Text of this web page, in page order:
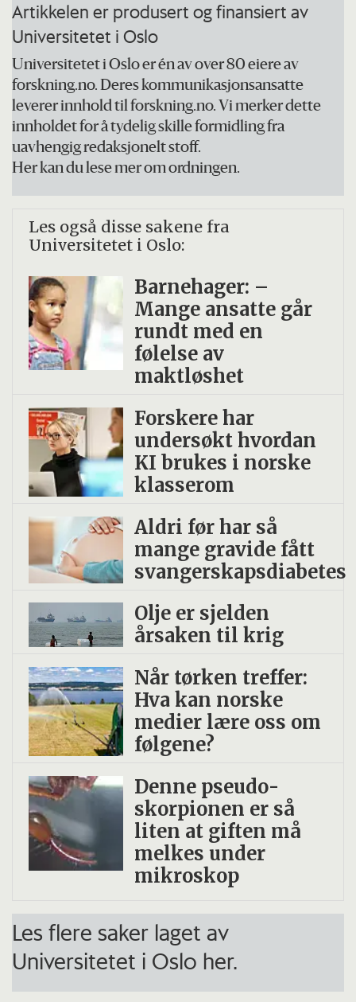
Artikkelen er produsert og finansiert av
Universitetet i Oslo
Universitetet i Oslo er én av over 80 eiere av
forskning.no. Deres kommunikasjonsansatte
leverer innhold til forskning.no. Vi merker dette
innholdet for å tydelig skille formidling fra
uavhengig redaksjonelt stoff.
Her kan du lese mer om ordningen.
Les også disse sakene fra
Universitetet i Oslo:
Barnehager: –
Mange ansatte går
rundt med en
følelse av
maktløshet
Forskere har
undersøkt hvordan
KI brukes i norske
klasserom
Aldri før har så
mange gravide fått
svangerskapsdiabetes
Olje er sjelden
årsaken til krig
Når tørken treffer:
Hva kan norske
medier lære oss om
følgene?
Denne pseudo­
skorpionen er så
liten at giften må
melkes under
mikroskop
Les flere saker laget av
Universitetet i Oslo her.